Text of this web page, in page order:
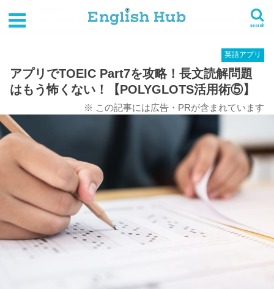
search
TOEIC
アプリでTOEIC Part7を攻略！長文読解問題はもう怖くない！【POLYGLOTS活用術⑤】
英語アプリ
アプリでTOEIC Part7を攻略！長文読解問題
はもう怖くない！【POLYGLOTS活用術⑤】
※ この記事には広告・PRが含まれています